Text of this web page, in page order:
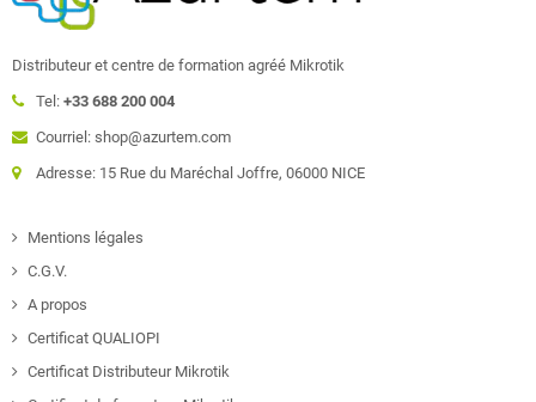
Distributeur et centre de formation agréé Mikrotik
Tel: +33 688 200 004
Courriel: shop@azurtem.com
Adresse: 15 Rue du Maréchal Joffre, 06000 NICE
Mentions légales
C.G.V.
A propos
Certificat QUALIOPI
Certificat Distributeur Mikrotik